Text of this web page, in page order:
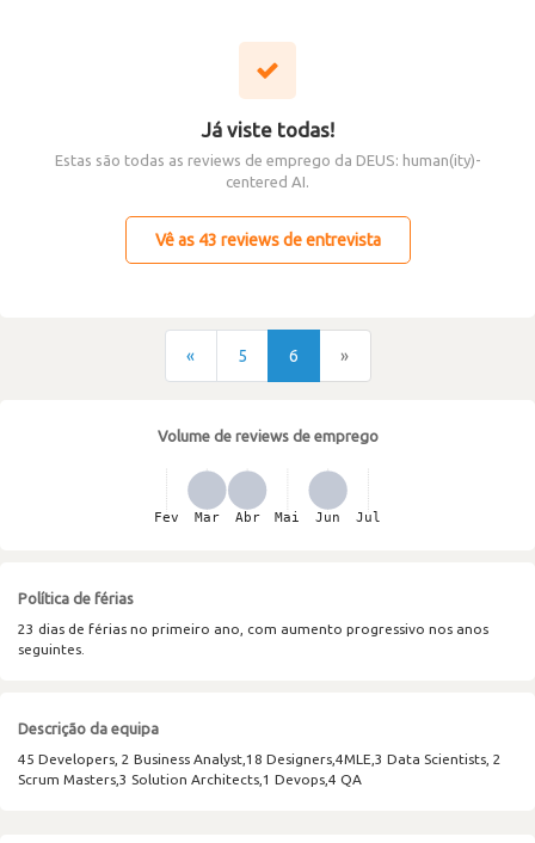
Já viste todas!
Estas são todas as reviews de emprego da DEUS: human(ity)-
centered AI.
Vê as 43 reviews de entrevista
« 5 6 »
Volume de reviews de emprego
Política de férias
23 dias de férias no primeiro ano, com aumento progressivo nos anos
seguintes.
Descrição da equipa
45 Developers, 2 Business Analyst,18 Designers,4MLE,3 Data Scientists, 2
Scrum Masters,3 Solution Architects,1 Devops,4 QA